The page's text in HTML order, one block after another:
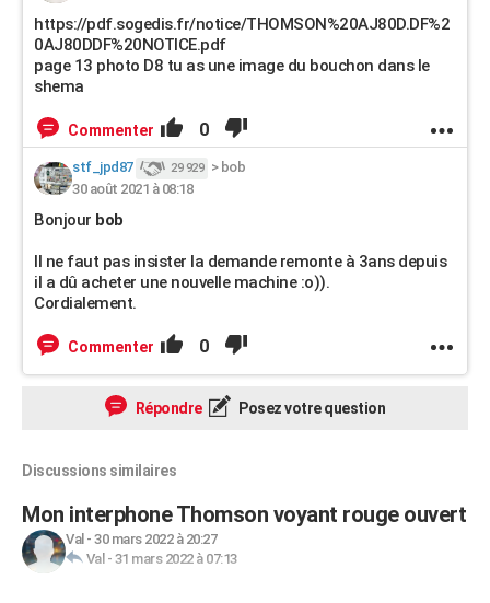
https://pdf.sogedis.fr/notice/THOMSON%20AJ80D.DF%2
0AJ80DDF%20NOTICE.pdf
page 13 photo D8 tu as une image du bouchon dans le
shema
Commenter 0
stf_jpd87 29 929 > bob
30 août 2021 à 08:18
Bonjour bob
Il ne faut pas insister la demande remonte à 3ans depuis
il a dû acheter une nouvelle machine :o)).
Cordialement.
Commenter 0
Répondre Posez votre question
Discussions similaires
Mon interphone Thomson voyant rouge ouvert
Val- 30 mars 2022 à 20:27
Val- 31 mars 2022 à 07:13